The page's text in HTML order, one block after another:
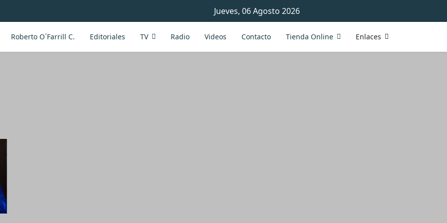
Jueves, 06 Agosto 2026
Roberto O´Farrill C. Editoriales TV Radio Videos Contacto Tienda Online Enlaces